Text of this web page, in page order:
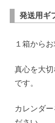
発送用ギ
１箱から
真心を大
です。
カレンダ